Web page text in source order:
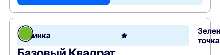
Новинка
точка